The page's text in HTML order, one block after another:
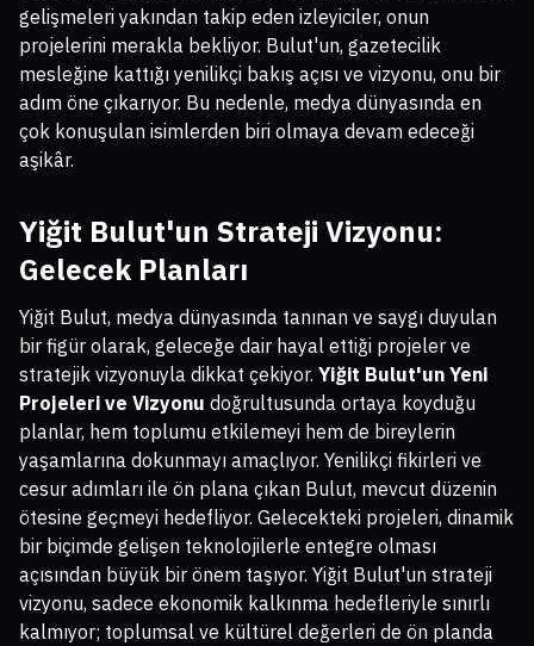
gelişmeleri yakından takip eden izleyiciler, onun
projelerini merakla bekliyor. Bulut'un, gazetecilik
mesleğine kattığı yenilikçi bakış açısı ve vizyonu, onu bir
adım öne çıkarıyor. Bu nedenle, medya dünyasında en
çok konuşulan isimlerden biri olmaya devam edeceği
aşikâr.
Yiğit Bulut'un Strateji Vizyonu:
Gelecek Planları
Yiğit Bulut, medya dünyasında tanınan ve saygı duyulan
bir figür olarak, geleceğe dair hayal ettiği projeler ve
stratejik vizyonuyla dikkat çekiyor. Yiğit Bulut'un Yeni
Projeleri ve Vizyonu doğrultusunda ortaya koyduğu
planlar, hem toplumu etkilemeyi hem de bireylerin
yaşamlarına dokunmayı amaçlıyor. Yenilikçi fikirleri ve
cesur adımları ile ön plana çıkan Bulut, mevcut düzenin
ötesine geçmeyi hedefliyor. Gelecekteki projeleri, dinamik
bir biçimde gelişen teknolojilerle entegre olması
açısından büyük bir önem taşıyor. Yiğit Bulut'un strateji
vizyonu, sadece ekonomik kalkınma hedefleriyle sınırlı
kalmıyor; toplumsal ve kültürel değerleri de ön planda